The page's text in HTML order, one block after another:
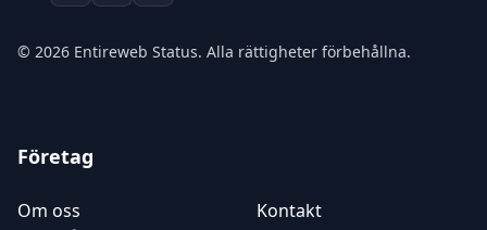
© 2026 Entireweb Status. Alla rättigheter förbehållna.
Företag
Om oss Kontakt